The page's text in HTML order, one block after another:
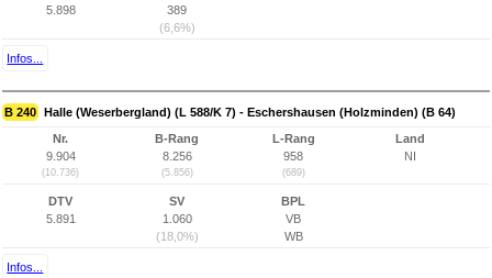
5.898
389
(6,6%)
Infos...
B 240 Halle (Weserbergland) (L 588/K 7) - Eschershausen (Holzminden) (B 64)
Nr.
9.904
(10.736)
B-Rang
8.256
(5.856)
L-Rang
958
(689)
Land
NI
DTV
5.891
SV
1.060
(18,0%)
BPL
VB
WB
Infos...